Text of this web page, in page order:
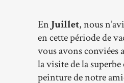
En Juillet, nous
en cette période de
vous avons conviées
la visite de la
peinture de notre